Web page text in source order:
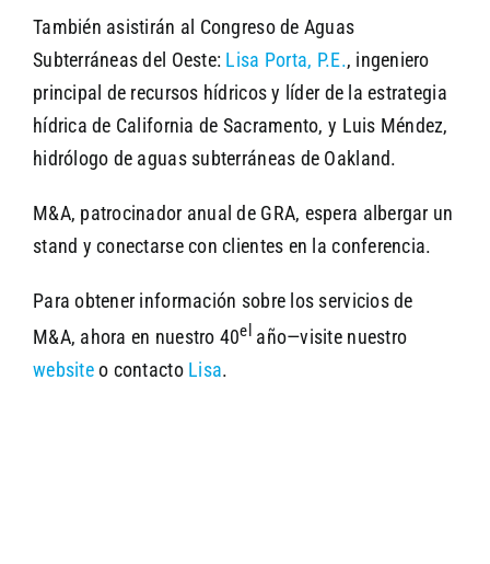
También asistirán al Congreso de Aguas
Subterráneas del Oeste: Lisa Porta, P.E., ingeniero
principal de recursos hídricos y líder de la estrategia
hídrica de California de Sacramento, y Luis Méndez,
hidrólogo de aguas subterráneas de Oakland.
M&A, patrocinador anual de GRA, espera albergar un
stand y conectarse con clientes en la conferencia.
Para obtener información sobre los servicios de
M&A, ahora en nuestro 40el año—visite nuestro
websiteo contacto Lisa.